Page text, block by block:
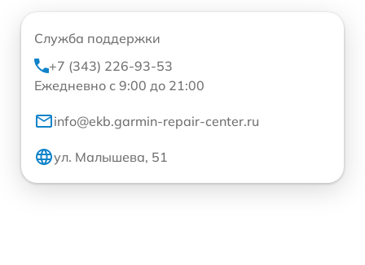
Служба поддержки
+7 (343) 226-93-53
Ежедневно с 9:00 до 21:00
info@ekb.garmin-repair-center.ru
ул. Малышева, 51